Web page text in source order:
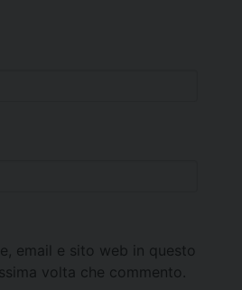
email e sito web in questo
volta che commento.